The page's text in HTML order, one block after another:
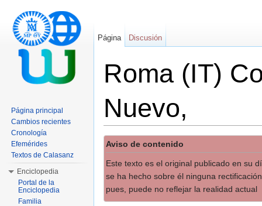
Roma (IT)
Nuevo,
Aviso de contenido
Este texto es el original publicado en su
se ha hecho sobre él ninguna
pues, puede no reflejar la realidad actual
Página Discusión
Página principal
Cambios recientes
Cronología
Efemérides
Textos de Calasanz
Enciclopedia
Portal de la
Enciclopedia
Familia